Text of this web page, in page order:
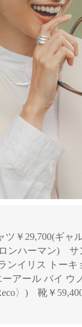
￥29,700(ギャ
ンハーマン) サ
ンイリス トー
ーアール バイ
〉) 靴￥